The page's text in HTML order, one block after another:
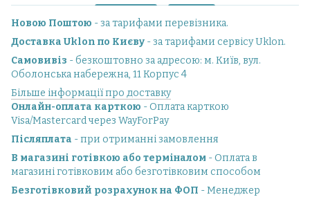
Новою Поштою - за тарифами перевізника.
Доставка Uklon по Києву - за тарифами сервісу Uklon.
Самовивіз - безкоштовно за адресою: м. Київ, вул.
Оболонська набережна, 11 Корпус 4
Більше інформації про доставку
Онлайн-оплата карткою - Оплата карткою
Visa/Mastercard через WayForPay
Післяплата - при отриманні замовлення
В магазині готівкою або терміналом - Оплата в
магазині готівковим або безготівковим способом
Безготівковий розрахунок на ФОП - Менеджер